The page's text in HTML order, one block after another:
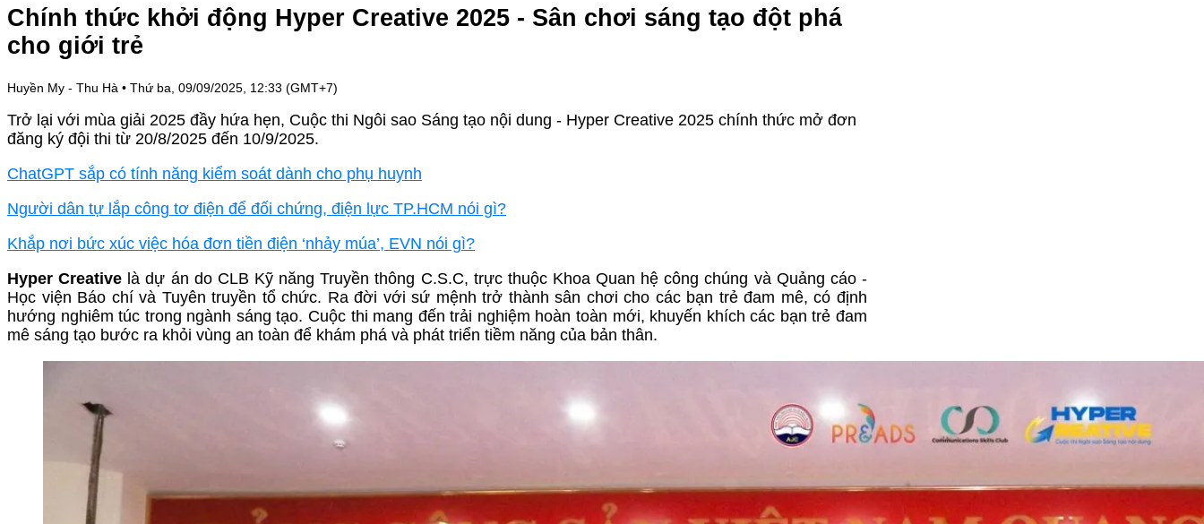
Chính thức khởi động Hyper Creative 2025 - Sân chơi sáng tạo đột phá
cho giới trẻ
Huyền My - Thu Hà • Thứ ba, 09/09/2025, 12:33 (GMT+7)
Trở lại với mùa giải 2025 đầy hứa hẹn, Cuộc thi Ngôi sao Sáng tạo nội dung - Hyper Creative 2025 chính thức mở đơn
đăng ký đội thi từ 20/8/2025 đến 10/9/2025.
ChatGPT sắp có tính năng kiểm soát dành cho phụ huynh
Người dân tự lắp công tơ điện để đối chứng, điện lực TP.HCM nói gì?
Khắp nơi bức xúc việc hóa đơn tiền điện ‘nhảy múa’, EVN nói gì?
Hyper Creative là dự án do CLB Kỹ năng Truyền thông C.S.C, trực thuộc Khoa Quan hệ công chúng và Quảng cáo -
Học viện Báo chí và Tuyên truyền tổ chức. Ra đời với sứ mệnh trở thành sân chơi cho các bạn trẻ đam mê, có định
hướng nghiêm túc trong ngành sáng tạo. Cuộc thi mang đến trải nghiệm hoàn toàn mới, khuyến khích các bạn trẻ đam
mê sáng tạo bước ra khỏi vùng an toàn để khám phá và phát triển tiềm năng của bản thân.